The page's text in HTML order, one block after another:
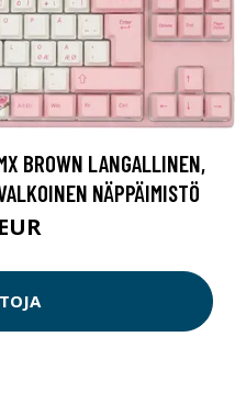
BROWN LANGALLINEN,
NÄPPÄIMISTÖ